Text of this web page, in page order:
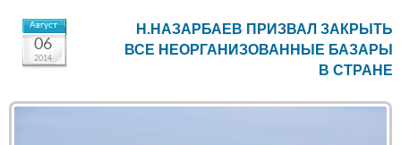
Август
06
2014
Н.НАЗАРБАЕВ ПРИЗВАЛ ЗАКРЫТЬ
ВСЕ НЕОРГАНИЗОВАННЫЕ БАЗАРЫ
В СТРАНЕ